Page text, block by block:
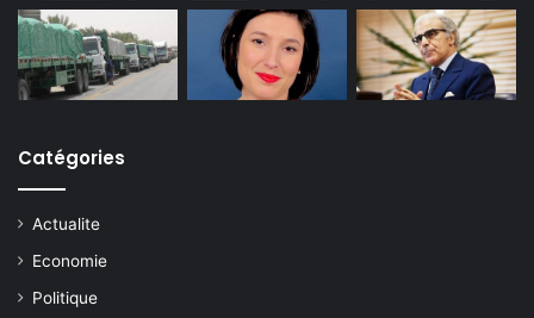
Catégories
Actualite
Economie
Politique